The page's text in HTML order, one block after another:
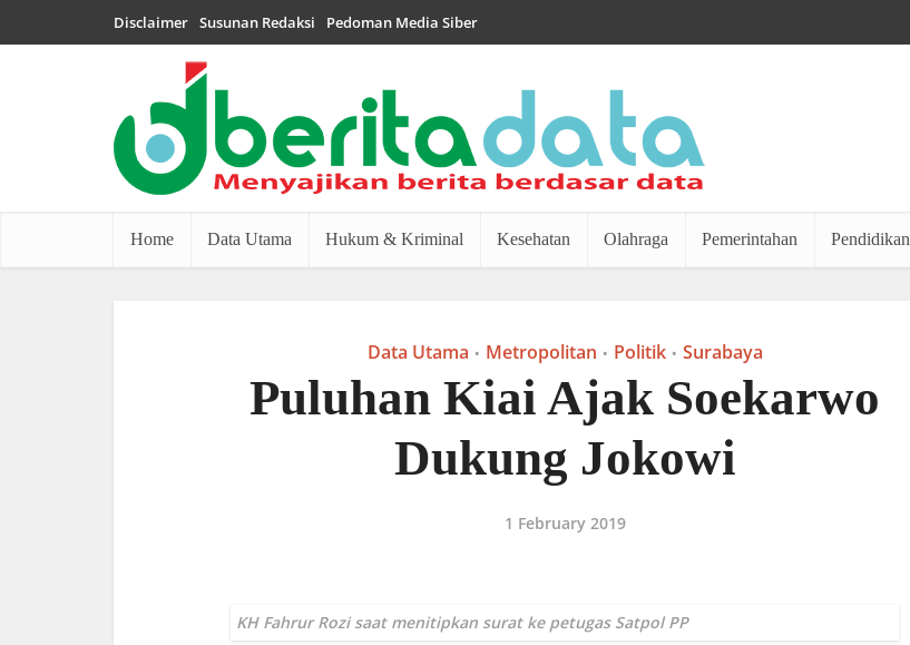
Disclaimer Susunan Redaksi Pedoman Media Siber
Home Data Utama Hukum & Kriminal Kesehatan Olahraga Pemerintahan Pendidikan
Data Utama • Metropolitan • Politik • Surabaya
Puluhan Kiai Ajak Soekarwo
Dukung Jokowi
1 February 2019
KH Fahrur Rozi saat menitipkan surat ke petugas Satpol PP